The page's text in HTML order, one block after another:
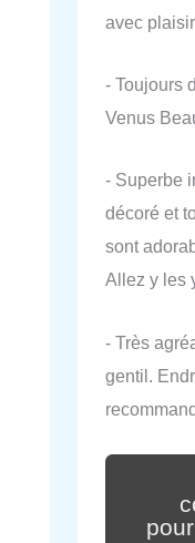
avec
- Toujours
Venus
- Superbe
décoré et
sont
Allez y les
- Très
gentil.